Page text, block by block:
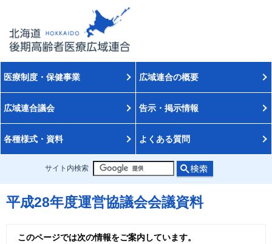
医療制度・保健事業 広域連合の概要
広域連合議会 告示・掲示情報
各種様式・資料 よくある質問
サイト内検索
平成28年度運営協議会会議資料
このページでは次の情報をご案内しています。